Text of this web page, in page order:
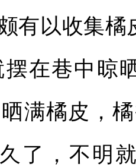
有以收集橘
在巷中晾
满橘皮，
了，不明